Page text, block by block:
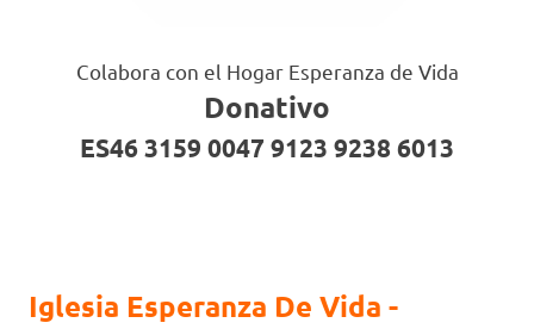
Colabora con el Hogar Esperanza de Vida
Donativo
ES46 3159 0047 9123 9238 6013
Iglesia Esperanza De Vida -